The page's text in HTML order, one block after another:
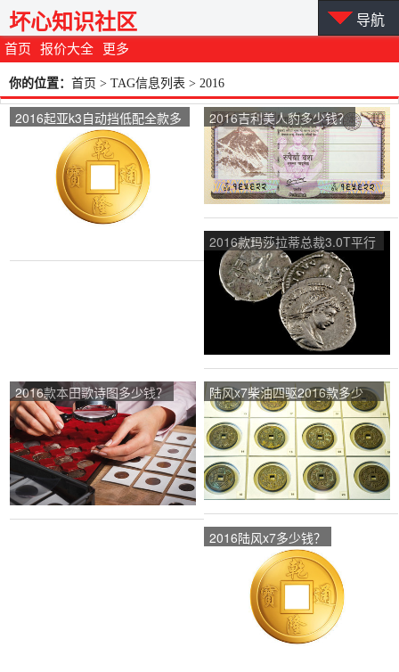
首页 报价大全 更多
坏心知识社区 导航
你的位置： 首页 > TAG信息列表 > 2016
2016起亚k3自动挡低配全款多
2016吉利美人豹多少钱？
2016款玛莎拉蒂总裁3.0T平行
进口现车多少钱？
2016款本田歌诗图多少钱？
陆风x7柴油四驱2016款多少
钱？
2016陆风x7多少钱？